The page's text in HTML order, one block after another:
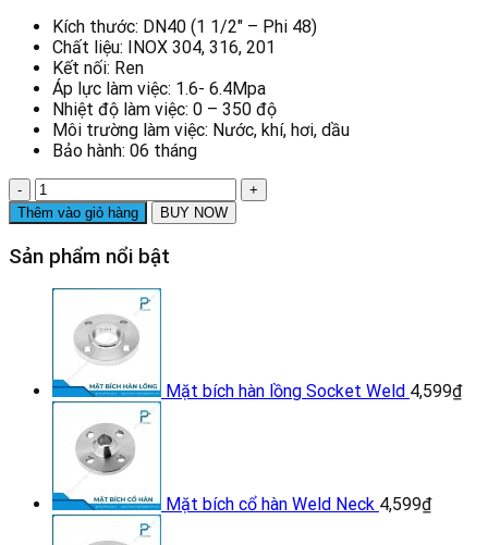
Kích thước: DN40 (1 1/2″ – Phi 48)
Chất liệu: INOX 304, 316, 201
Kết nối: Ren
Áp lực làm việc: 1.6- 6.4Mpa
Nhiệt độ làm việc: 0 – 350 độ
Môi trường làm việc: Nước, khí, hơi, dầu
Bảo hành: 06 tháng
Rắc
co
ren
inox
DN40
số
Thêm vào giỏ hàng BUY NOW
Sản phẩm nổi bật
Mặt bích hàn lồng Socket Weld 4,599₫
Mặt bích cổ hàn Weld Neck 4,599₫